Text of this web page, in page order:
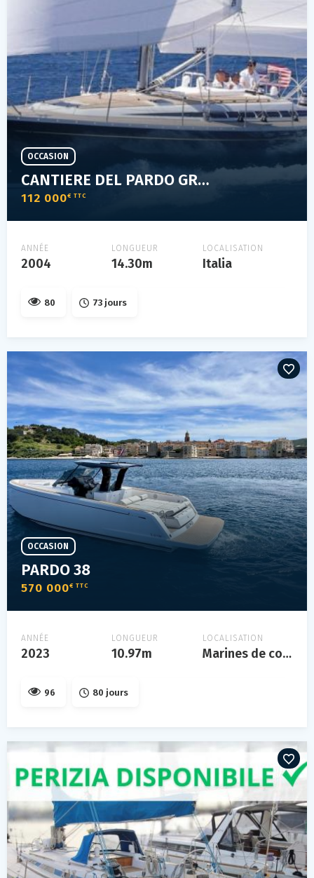
CANTIERE DEL PARDO GRAND SOLEIL 46.3
112 000€ TTC
OCCASION
ANNÉE
2004
LONGUEUR
14.30m
LOCALISATION
Italia
80 73 jours
PARDO 38
570 000€ TTC
OCCASION
ANNÉE
2023
LONGUEUR
10.97m
LOCALISATION
Marines de cogolin
96 80 jours